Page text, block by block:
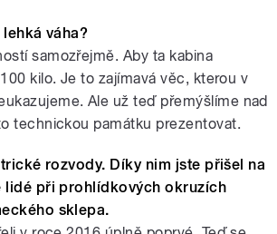
váha?
samozřejmě. Aby ta kabina
kilo. Je to zajímavá věc, kterou v
Ale už teď přemýšlíme nad
technickou památku prezentovat.
rozvody. Díky nim jste přišel na
lidé při prohlídkových okruzích
sklepa.